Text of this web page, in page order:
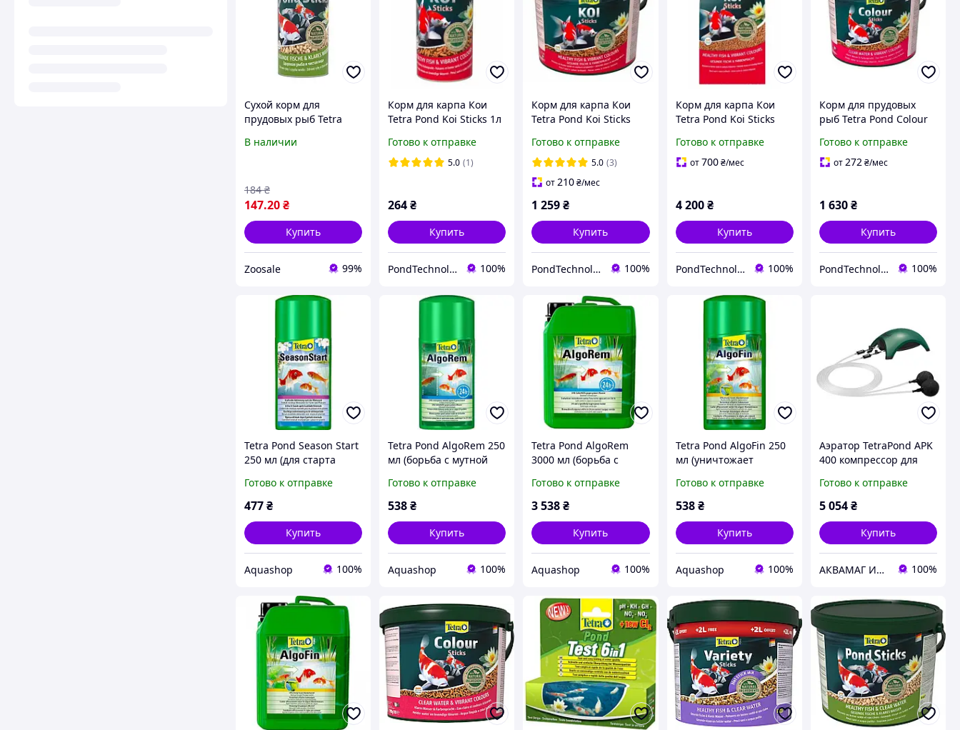
Сухой корм для
прудовых рыб Tetra
1 л
В наличии
147.20₴
184 ₴
Купить
Zoosale 99%
Корм для карпа Кои
Tetra Pond Koi Sticks 1л
питание)
Готово к отправке
5.0 (1)
264₴
Купить
PondTechnology 100%
Корм для карпа Кои
Tetra Pond Koi Sticks
питание)
Готово к отправке
5.0 (3)
от210₴/мес
1 259₴
Купить
PondTechnology 100%
Корм для карпа Кои
Tetra Pond Koi Sticks
питание)
Готово к отправке
от700 ₴/мес
4 200 ₴
Купить
PondTechnology 100%
Корм для прудовых
рыб Tetra Pond Colour
усиления окраса)
Готово к отправке
от 272 ₴/мес
1 630₴
Купить
PondTechnology 100%
Tetra Pond Season Start
250 мл (для старта
Готово к отправке
477₴
Купить
Aquashop 100%
Tetra Pond AlgoRem 250
мл (борьба с мутной
Готово к отправке
538₴
Купить
Aquashop 100%
Tetra Pond AlgoRem
3000 мл (борьба с
Готово к отправке
3 538₴
Купить
Aquashop 100%
Tetra Pond AlgoFin 250
мл (уничтожает
и ряску)
Готово к отправке
538 ₴
Купить
Aquashop 100%
Аэратор TetraPond APK
400 компрессор для
узв
Готово к отправке
5 054₴
Купить
АКВАМАГ Интернет-магазин 100%